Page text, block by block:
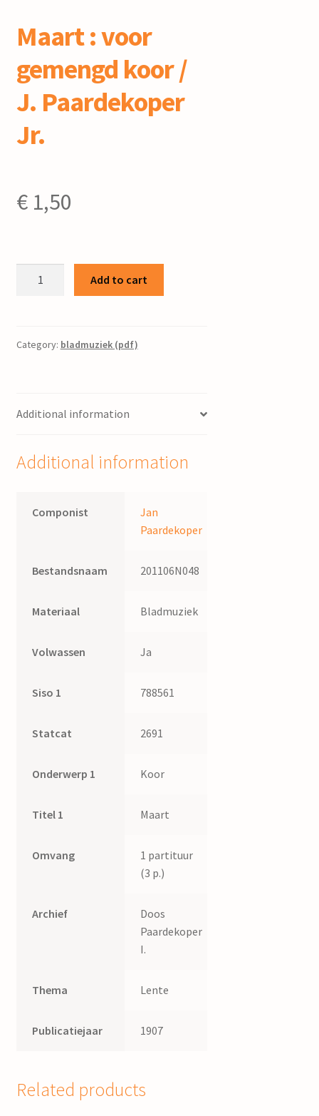
Maart : voor
gemengd koor /
J. Paardekoper
Jr.
€1,50
koor
Jr.
Add to cart
Category: bladmuziek (pdf)
Additional information
Additional information
Componist
Jan
Paardekoper
Bestandsnaam 201106N048
Materiaal Bladmuziek
Volwassen Ja
Siso 1 788561
Statcat 2691
Onderwerp 1 Koor
Titel 1 Maart
Omvang
1 partituur
(3 p.)
Archief
Doos
Paardekoper
I.
Thema Lente
Publicatiejaar 1907
Related products